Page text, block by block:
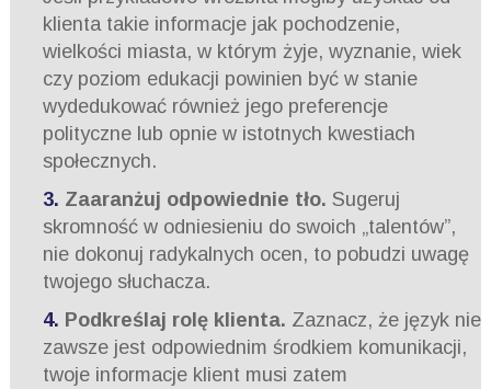
klienta takie informacje jak pochodzenie,
wielkości miasta, w którym żyje, wyznanie, wiek
czy poziom edukacji powinien być w stanie
wydedukować również jego preferencje
polityczne lub opnie w istotnych kwestiach
społecznych.
Zaaranżuj odpowiednie tło. Sugeruj
skromność w odniesieniu do swoich „talentów”,
nie dokonuj radykalnych ocen, to pobudzi uwagę
twojego słuchacza.
Podkreślaj rolę klienta. Zaznacz, że język nie
zawsze jest odpowiednim środkiem komunikacji,
twoje informacje klient musi zatem